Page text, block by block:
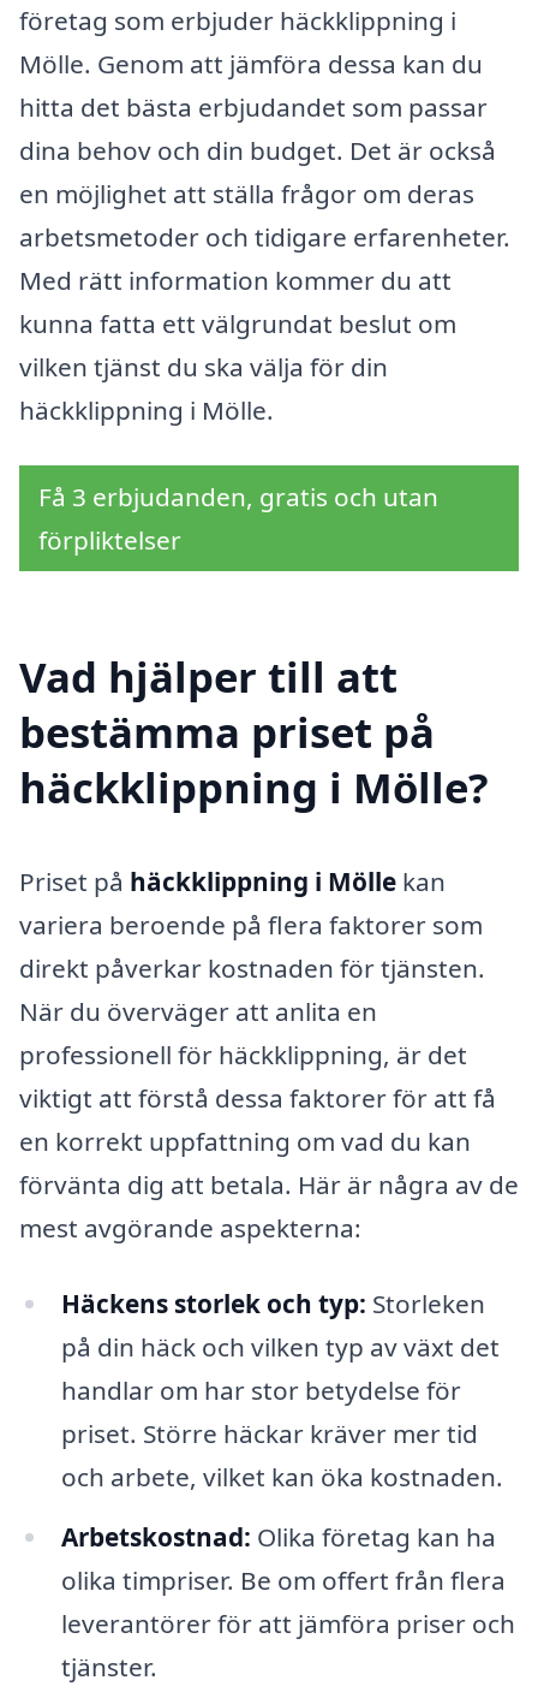
företag som erbjuder häckklippning i
Mölle. Genom att jämföra dessa kan du
hitta det bästa erbjudandet som passar
dina behov och din budget. Det är också
en möjlighet att ställa frågor om deras
arbetsmetoder och tidigare erfarenheter.
Med rätt information kommer du att
kunna fatta ett välgrundat beslut om
vilken tjänst du ska välja för din
häckklippning i Mölle.
Få 3 erbjudanden, gratis och utan
förpliktelser
Vad hjälper till att
bestämma priset på
häckklippning i Mölle?
Priset på häckklippning i Mölle kan
variera beroende på flera faktorer som
direkt påverkar kostnaden för tjänsten.
När du överväger att anlita en
professionell för häckklippning, är det
viktigt att förstå dessa faktorer för att få
en korrekt uppfattning om vad du kan
förvänta dig att betala. Här är några av de
mest avgörande aspekterna:
Häckens storlek och typ: Storleken
på din häck och vilken typ av växt det
handlar om har stor betydelse för
priset. Större häckar kräver mer tid
och arbete, vilket kan öka kostnaden.
Arbetskostnad: Olika företag kan ha
olika timpriser. Be om offert från flera
leverantörer för att jämföra priser och
tjänster.